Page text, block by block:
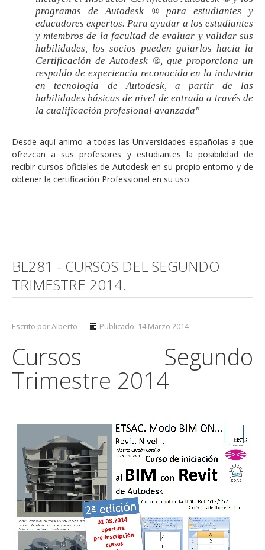
programas de Autodesk ® para estudiantes y
educadores expertos. Para ayudar a los estudiantes
y miembros de la facultad de evaluar y validar sus
habilidades, los socios pueden guiarlos hacia la
Certificación de Autodesk ®, que proporciona un
respaldo de experiencia reconocida en la industria
en tecnología de Autodesk, a partir de las
habilidades básicas de nivel de entrada a través de
la cualificación profesional avanzada"
Desde aquí animo a todas las Universidades españolas a que
ofrezcan a sus profesores y estudiantes la posibilidad de
recibir cursos oficiales de Autodesk en su propio entorno y de
obtener la certificación Professional en su uso.
BL281 - CURSOS DEL SEGUNDO
TRIMESTRE 2014.
Escrito por Alberto Publicado: 14 Marzo 2014
Cursos Segundo
Trimestre 2014